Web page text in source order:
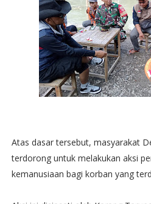
Atas dasar tersebut, masyarakat
terdorong untuk melakukan aksi
kemanusiaan bagi korban yang